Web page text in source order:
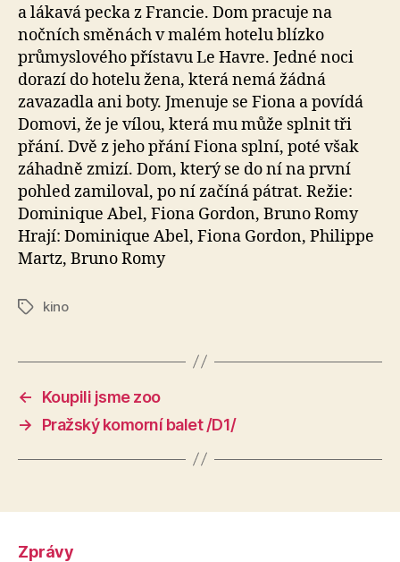
a lákavá pecka z Francie. Dom pracuje na
nočních směnách v malém hotelu blízko
průmyslového přístavu Le Havre. Jedné noci
dorazí do hotelu žena, která nemá žádná
zavazadla ani boty. Jmenuje se Fiona a povídá
Domovi, že je vílou, která mu může splnit tři
přání. Dvě z jeho přání Fiona splní, poté však
záhadně zmizí. Dom, který se do ní na první
pohled zamiloval, po ní začíná pátrat. Režie:
Dominique Abel, Fiona Gordon, Bruno Romy
Hrají: Dominique Abel, Fiona Gordon, Philippe
Martz, Bruno Romy
Štítkykino
←
Koupili jsme zoo
→
Pražský komorní balet /D1/
Zprávy